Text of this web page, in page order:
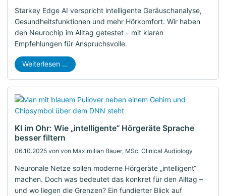
Starkey Edge AI verspricht intelligente Geräuschanalyse,
Gesundheitsfunktionen und mehr Hörkomfort. Wir haben
den Neurochip im Alltag getestet – mit klaren
Empfehlungen für Anspruchsvolle.
Weiterlesen …
06.10.2025 von von Maximilian Bauer, MSc. Clinical Audiology
KI im Ohr: Wie „intelligente“ Hörgeräte Sprache
besser filtern
Neuronale Netze sollen moderne Hörgeräte „intelligent“
machen. Doch was bedeutet das konkret für den Alltag –
und wo liegen die Grenzen? Ein fundierter Blick auf